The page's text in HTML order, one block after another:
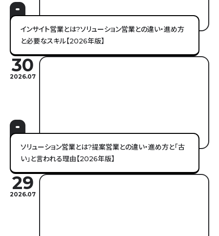
インサイト営業とは?ソリューション営業との違い・進め方
と必要なスキル【2026年版】
30
2026.07
ソリューション営業とは?提案営業との違い・進め方と「古
い」と言われる理由【2026年版】
29
2026.07